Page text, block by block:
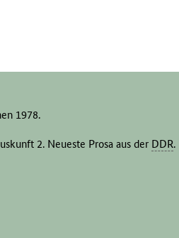
1978.
2. Neueste Prosa aus der DDR.